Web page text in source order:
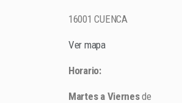
16001 CUENCA
Ver mapa
Horario:
Martes a Viernesde